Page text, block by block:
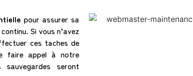
pour assurer sa
continu. Si vous n’avez
ces taches de
faire appel à notre
seront